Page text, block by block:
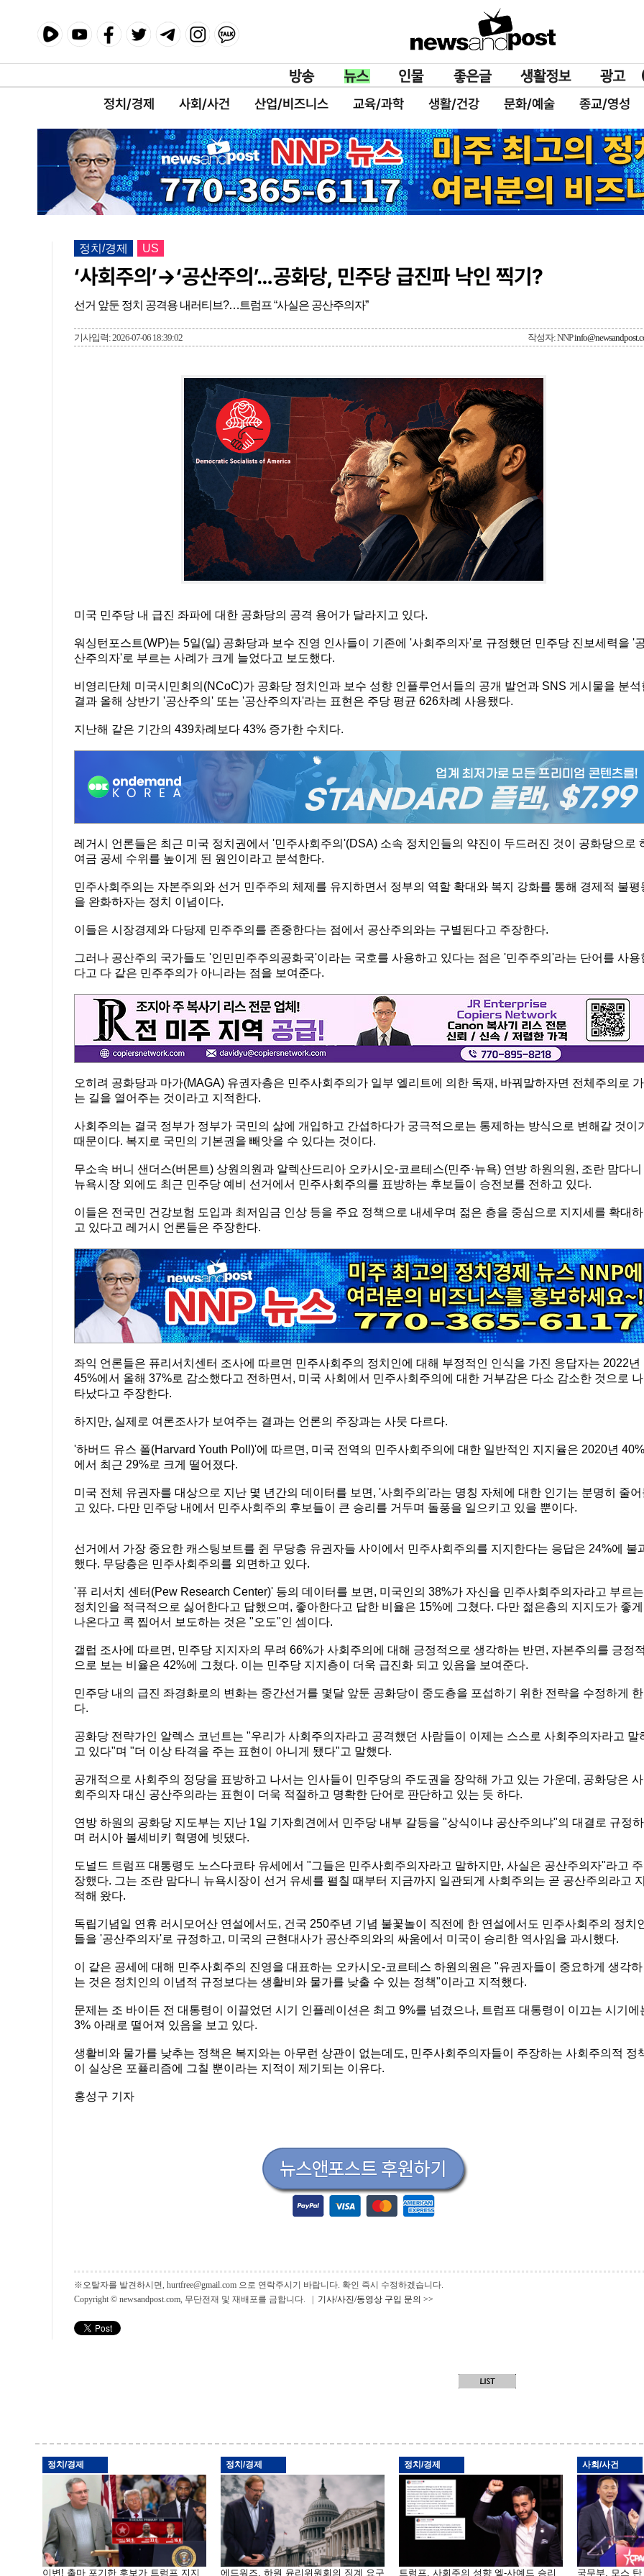
정치/경제 사회/사건 산업/비즈니스 교육/과학 생활/건강 문화/예술 종교/영성
정치/경제 US
‘사회주의’→‘공산주의’…공화당, 민주당 급진파 낙인 찍기?
선거 앞둔 정치 공격용 내러티브?…트럼프 “사실은 공산주의자”
기사입력: 2026-07-06 18:39:02 작성자: NNP
미국 민주당 내 급진 좌파에 대한 공화당의 공격 용어가 달라지고 있다.
워싱턴포스트(WP)는 5일(일) 공화당과 보수 진영 인사들이 기존에 '사회주의자'로 규정했던 민주당 진보세력을 '
산주의자'로 부르는 사례가 크게 늘었다고 보도했다.
비영리단체 미국시민회의(NCoC)가 공화당 정치인과 보수 성향 인플루언서들의 공개 발언과 SNS 게시물을 분석
결과 올해 상반기 '공산주의' 또는 '공산주의자'라는 표현은 주당 평균 626차례 사용됐다.
지난해 같은 기간의 439차례보다 43% 증가한 수치다.
레거시 언론들은 최근 미국 정치권에서 '민주사회주의'(DSA) 소속 정치인들의 약진이 두드러진 것이 공화당으로
여금 공세 수위를 높이게 된 원인이라고 분석한다.
민주사회주의는 자본주의와 선거 민주주의 체제를 유지하면서 정부의 역할 확대와 복지 강화를 통해 경제적 불평
을 완화하자는 정치 이념이다.
이들은 시장경제와 다당제 민주주의를 존중한다는 점에서 공산주의와는 구별된다고 주장한다.
그러나 공산주의 국가들도 '인민민주주의공화국'이라는 국호를 사용하고 있다는 점은 '민주주의'라는 단어를 사용
다고 다 같은 민주주의가 아니라는 점을 보여준다.
오히려 공화당과 마가(MAGA) 유권자층은 민주사회주의가 일부 엘리트에 의한 독재, 바꿔말하자면 전체주의로 가
는 길을 열어주는 것이라고 지적한다.
사회주의는 결국 정부가 정부가 국민의 삶에 개입하고 간섭하다가 궁극적으로는 통제하는 방식으로 변해갈 것이
때문이다. 복지로 국민의 기본권을 빼앗을 수 있다는 것이다.
무소속 버니 샌더스(버몬트) 상원의원과 알렉산드리아 오카시오-코르테스(민주·뉴욕) 연방 하원의원, 조란 맘다니
뉴욕시장 외에도 최근 민주당 예비 선거에서 민주사회주의를 표방하는 후보들이 승전보를 전하고 있다.
이들은 전국민 건강보험 도입과 최저임금 인상 등을 주요 정책으로 내세우며 젊은 층을 중심으로 지지세를 확대하
고 있다고 레거시 언론들은 주장한다.
좌익 언론들은 퓨리서치센터 조사에 따르면 민주사회주의 정치인에 대해 부정적인 인식을 가진 응답자는 2022년
45%에서 올해 37%로 감소했다고 전하면서, 미국 사회에서 민주사회주의에 대한 거부감은 다소 감소한 것으로 나
타났다고 주장한다.
하지만, 실제로 여론조사가 보여주는 결과는 언론의 주장과는 사뭇 다르다.
'하버드 유스 폴(Harvard Youth Poll)'에 따르면, 미국 전역의 민주사회주의에 대한 일반적인 지지율은 2020년 40%
에서 최근 29%로 크게 떨어졌다.
미국 전체 유권자를 대상으로 지난 몇 년간의 데이터를 보면, '사회주의'라는 명칭 자체에 대한 인기는 분명히 줄어
고 있다. 다만 민주당 내에서 민주사회주의 후보들이 큰 승리를 거두며 돌풍을 일으키고 있을 뿐이다.
선거에서 가장 중요한 캐스팅보트를 쥔 무당층 유권자들 사이에서 민주사회주의를 지지한다는 응답은 24%에 불
했다. 무당층은 민주사회주의를 외면하고 있다.
'퓨 리서치 센터(Pew Research Center)' 등의 데이터를 보면, 미국인의 38%가 자신을 민주사회주의자라고 부르는
정치인을 적극적으로 싫어한다고 답했으며, 좋아한다고 답한 비율은 15%에 그쳤다. 다만 젊은층의 지지도가 좋게
나온다고 콕 찝어서 보도하는 것은 "오도"인 셈이다.
갤럽 조사에 따르면, 민주당 지지자의 무려 66%가 사회주의에 대해 긍정적으로 생각하는 반면, 자본주의를 긍정
으로 보는 비율은 42%에 그쳤다. 이는 민주당 지지층이 더욱 급진화 되고 있음을 보여준다.
민주당 내의 급진 좌경화로의 변화는 중간선거를 몇달 앞둔 공화당이 중도층을 포섭하기 위한 전략을 수정하게 한
다.
공화당 전략가인 알렉스 코넌트는 "우리가 사회주의자라고 공격했던 사람들이 이제는 스스로 사회주의자라고 말
고 있다"며 "더 이상 타격을 주는 표현이 아니게 됐다"고 말했다.
공개적으로 사회주의 정당을 표방하고 나서는 인사들이 민주당의 주도권을 장악해 가고 있는 가운데, 공화당은 사
회주의자 대신 공산주의라는 표현이 더욱 적절하고 명확한 단어로 판단하고 있는 듯 하다.
연방 하원의 공화당 지도부는 지난 1일 기자회견에서 민주당 내부 갈등을 "상식이냐 공산주의냐"의 대결로 규정하
며 러시아 볼셰비키 혁명에 빗댔다.
도널드 트럼프 대통령도 노스다코타 유세에서 "그들은 민주사회주의자라고 말하지만, 사실은 공산주의자"라고 주
장했다. 그는 조란 맘다니 뉴욕시장이 선거 유세를 펼칠 때부터 지금까지 일관되게 사회주의는 곧 공산주의라고
적해 왔다.
독립기념일 연휴 러시모어산 연설에서도, 건국 250주년 기념 불꽃놀이 직전에 한 연설에서도 민주사회주의 정치
들을 '공산주의자'로 규정하고, 미국의 근현대사가 공산주의와의 싸움에서 미국이 승리한 역사임을 과시했다.
이 같은 공세에 대해 민주사회주의 진영을 대표하는 오카시오-코르테스 하원의원은 "유권자들이 중요하게 생각하
는 것은 정치인의 이념적 규정보다는 생활비와 물가를 낮출 수 있는 정책"이라고 지적했다.
문제는 조 바이든 전 대통령이 이끌었던 시기 인플레이션은 최고 9%를 넘겼으나, 트럼프 대통령이 이끄는 시기에
3% 아래로 떨어져 있음을 보고 있다.
생활비와 물가를 낮추는 정책은 복지와는 아무런 상관이 없는데도, 민주사회주의자들이 주장하는 사회주의적 정
이 실상은 포퓰리즘에 그칠 뿐이라는 지적이 제기되는 이유다.
홍성구 기자
※오탈자를 발견하시면, hurtfree@gmail.com 으로 연락주시기 바랍니다. 확인 즉시 수정하겠습니다.
Copyright © newsandpost.com, 무단전재 및 재배포를 금합니다. | 기사/사진/동영상 구입 문의 >>
정치/경제
이변! 출마 포기한 후보가 트럼프 지지
정치/경제
에드워즈, 하원 윤리위원회의 징계 요구
정치/경제
트럼프, 사회주의 성향 엘-사예드 승리
사회/사건
국무부, 모스